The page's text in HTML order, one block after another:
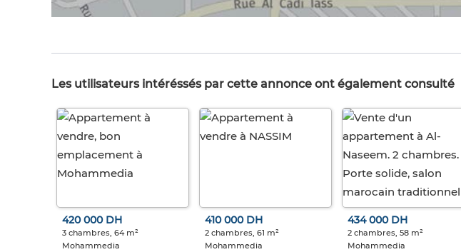
Les utilisateurs intéréssés par cette annonce ont également consulté
420 000 DH
3 chambres, 64 m²
Mohammedia
410 000 DH
2 chambres, 61 m²
Mohammedia
434 000 DH
2 chambres, 58 m²
Mohammedia